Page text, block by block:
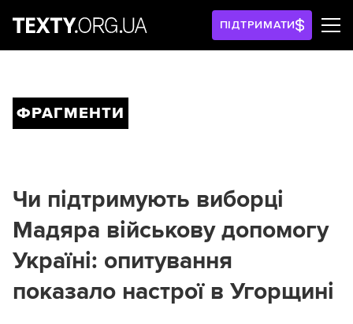
ПІДТРИМАТИ
ФРАГМЕНТИ
Чи підтримують виборці
Мадяра військову допомогу
Україні: опитування
показало настрої в Угорщині